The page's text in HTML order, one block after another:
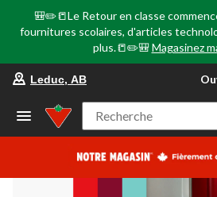
🎒✏️📒Le Retour en classe
fournitures scolaires, d'articles
plus.📒✏️🎒 Magasinez
votre
préféré
Leduc,
AB,
Leduc, AB
Recherche